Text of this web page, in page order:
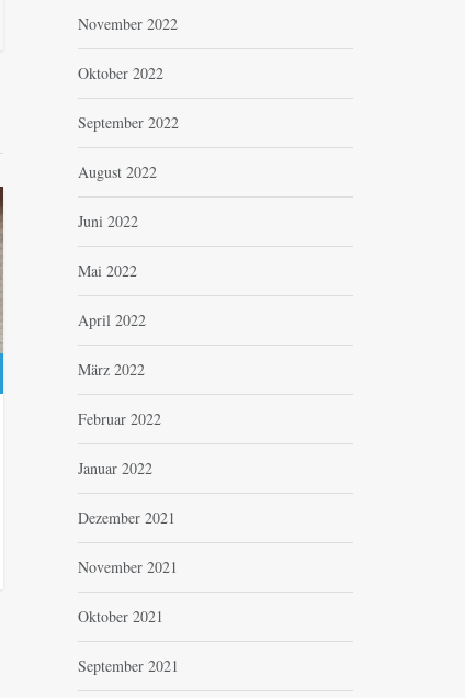
November 2022
Oktober 2022
September 2022
August 2022
Juni 2022
Mai 2022
April 2022
März 2022
Februar 2022
Januar 2022
Dezember 2021
November 2021
Oktober 2021
September 2021